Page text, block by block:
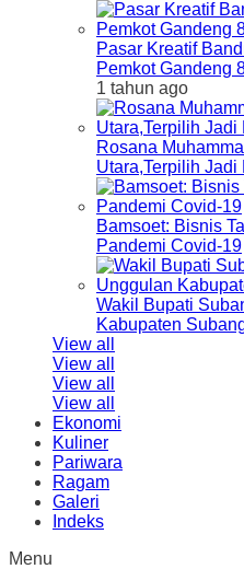
Pasar Kreatif
Pemkot Gandeng
1 tahun ago
Rosana
Utara,Terpilih Jadi
Bamsoet: Bisnis
Pandemi Covid-19
Wakil Bupati
Kabupaten
View all
View all
View all
View all
Ekonomi
Kuliner
Pariwara
Ragam
Galeri
Indeks
Menu